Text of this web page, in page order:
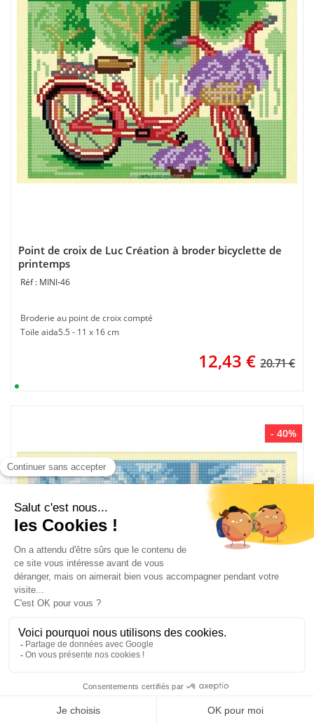
Point de croix de Luc Création à broder bicyclette de
printemps
MINI-46
Broderie au point de croix compté
Toile aida5.5 - 11 x 16 cm
12,43 € 20.71 €
- 40%
Kit point de croix Luc Création bicyclette de l'hiver